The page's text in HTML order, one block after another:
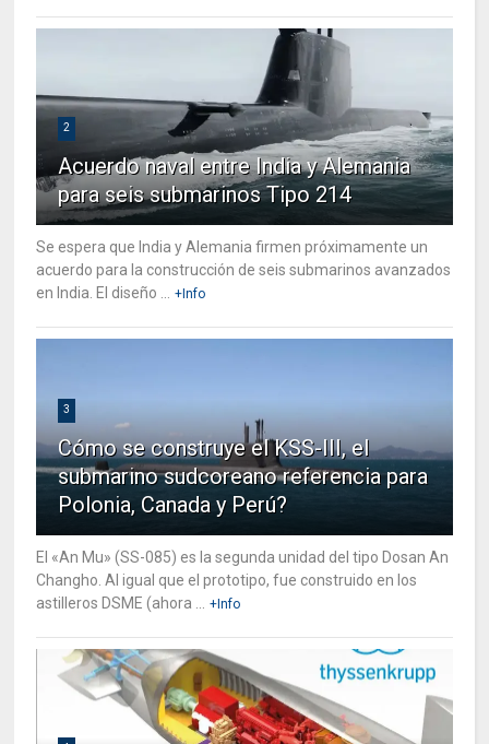
2
Acuerdo naval entre India y Alemania
para seis submarinos Tipo 214
Se espera que India y Alemania firmen próximamente un
acuerdo para la construcción de seis submarinos avanzados
en India. El diseño ...
+Info
3
Cómo se construye el KSS-III, el
submarino sudcoreano referencia para
Polonia, Canada y Perú?
El «An Mu» (SS-085) es la segunda unidad del tipo Dosan An
Changho. Al igual que el prototipo, fue construido en los
astilleros DSME (ahora ...
+Info